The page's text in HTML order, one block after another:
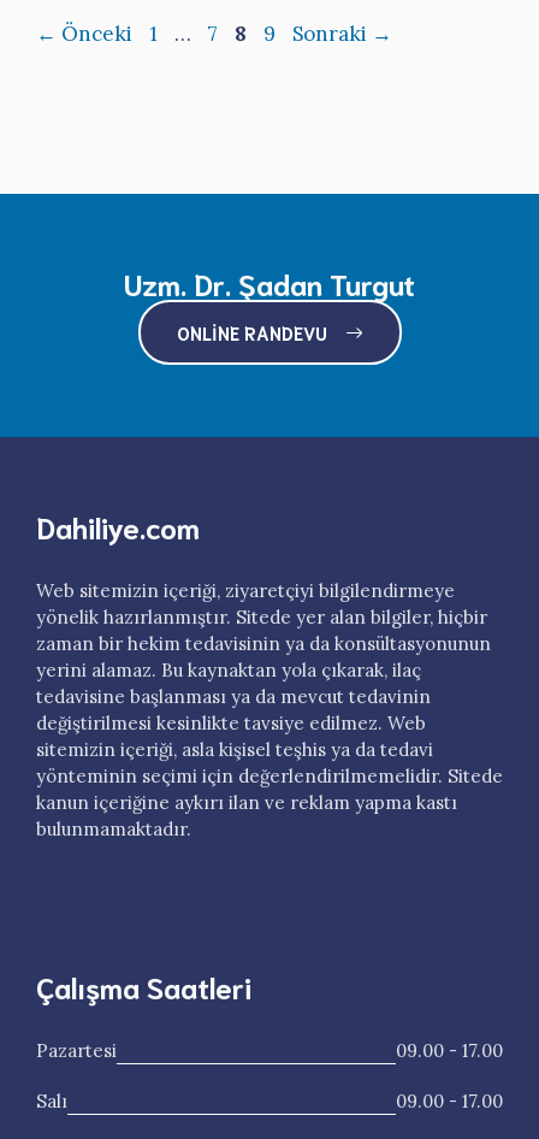
← Önceki Sayfa
1 … Sayfa
7 Sayfa
8 Sayfa
9 Sonraki →
Uzm. Dr. Şadan Turgut
ONLINE RANDEVU
Dahiliye.com
Web sitemizin içeriği, ziyaretçiyi bilgilendirmeye
yönelik hazırlanmıştır. Sitede yer alan bilgiler, hiçbir
zaman bir hekim tedavisinin ya da konsültasyonunun
yerini alamaz. Bu kaynaktan yola çıkarak, ilaç
tedavisine başlanması ya da mevcut tedavinin
değiştirilmesi kesinlikte tavsiye edilmez. Web
sitemizin içeriği, asla kişisel teşhis ya da tedavi
yönteminin seçimi için değerlendirilmemelidir. Sitede
kanun içeriğine aykırı ilan ve reklam yapma kastı
bulunmamaktadır.
Çalışma Saatleri
Pazartesi 09.00 - 17.00
Salı 09.00 - 17.00